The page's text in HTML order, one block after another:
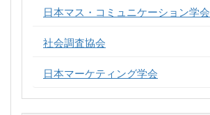
日本マス・コミュニケーション学会
社会調査協会
日本マーケティング学会